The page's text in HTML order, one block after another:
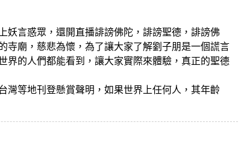
妖言惑眾，還開直播誹謗佛陀，誹謗聖德，誹謗佛
寺廟，慈悲為懷，為了讓大家了解劉子朋是一個謊言
界的人們都能看到，讓大家實際來體驗，真正的聖德
灣等地刊登懸賞聲明，如果世界上任何人，其年齡